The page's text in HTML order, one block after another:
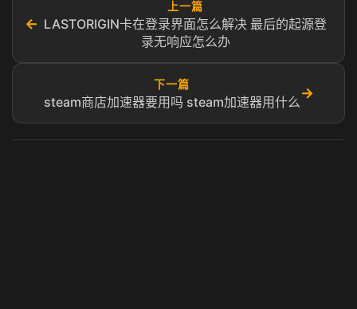
←
上一篇
LASTORIGIN卡在登录界面怎么解决 最后的起源登
录无响应怎么办
下一篇
steam商店加速器要用吗 steam加速器用什么
→